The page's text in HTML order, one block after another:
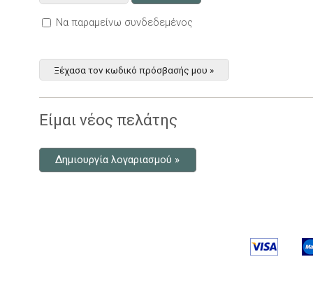
Να παραμείνω συνδεδεμένος
Ξέχασα τον κωδικό πρόσβασής μου »
Είμαι νέος πελάτης
Δημιουργία λογαριασμού »